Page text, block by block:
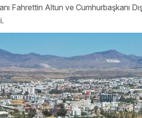
Fahrettin Altun ve Cumhurbaşkanı